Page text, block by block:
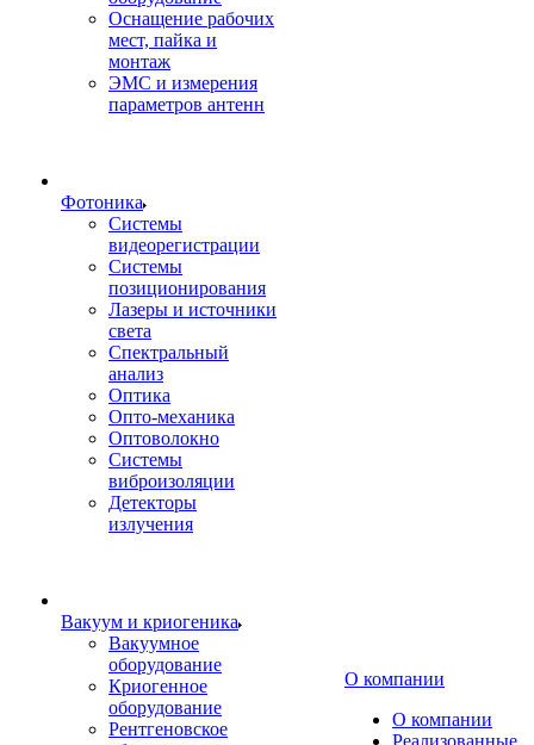
Оснащение рабочих
мест, пайка и
монтаж
ЭМС и измерения
параметров антенн
Фотоника
Cистемы
видеорегистрации
Системы
позиционирования
Лазеры и источники
света
Спектральный
анализ
Оптика
Опто-механика
Оптоволокно
Системы
виброизоляции
Детекторы
излучения
Вакуум и криогеника
Вакуумное
оборудование
Криогенное
оборудование
Рентгеновское
О компании
О компании
Реализованные